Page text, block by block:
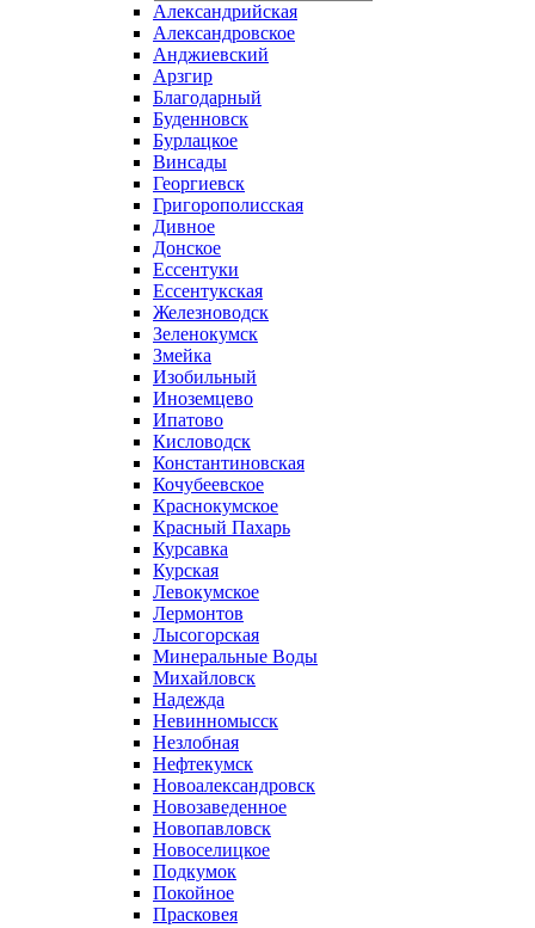
Александрийская
Александровское
Анджиевский
Арзгир
Благодарный
Буденновск
Бурлацкое
Винсады
Георгиевск
Григорополисская
Дивное
Донское
Ессентуки
Ессентукская
Железноводск
Зеленокумск
Змейка
Изобильный
Иноземцево
Ипатово
Кисловодск
Константиновская
Кочубеевское
Краснокумское
Красный Пахарь
Курсавка
Курская
Левокумское
Лермонтов
Лысогорская
Минеральные Воды
Михайловск
Надежда
Невинномысск
Незлобная
Нефтекумск
Новоалександровск
Новозаведенное
Новопавловск
Новоселицкое
Подкумок
Покойное
Прасковея